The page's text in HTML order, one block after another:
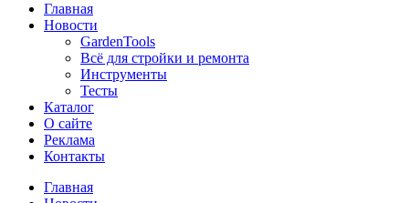
Главная
Новости
GardenTools
Всё для стройки и ремонта
Инструменты
Тесты
Каталог
О сайте
Реклама
Контакты
Главная